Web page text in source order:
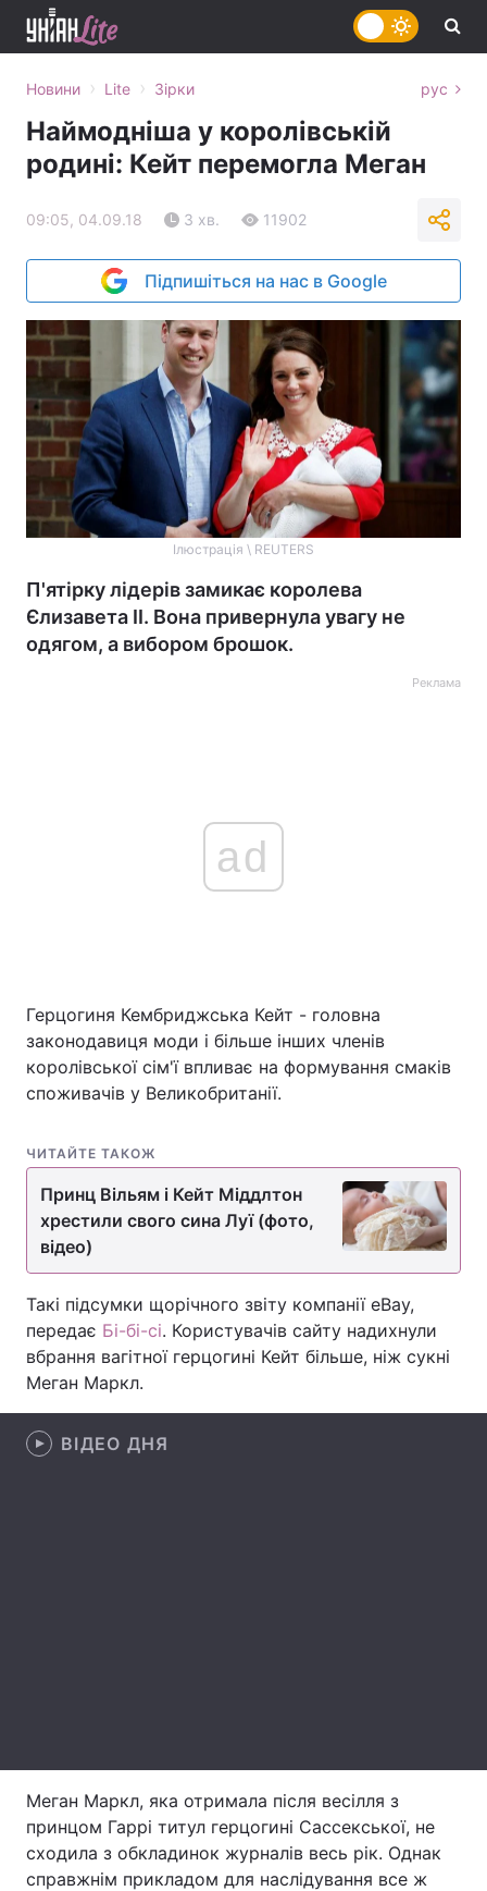
Головна Війна
Економіка Світ
Наука
Техно і зв'язок
Зброя Інциденти
Здоров'я Туризм
Екологія
Новини › Lite › Зірки рус
Наймодніша у королівській
родині: Кейт перемогла Меган
09:05, 04.09.18 3 хв. 11902
Підпишіться на нас в Google
Ілюстрація \ REUTERS
П'ятірку лідерів замикає королева
Єлизавета II. Вона привернула увагу не
одягом, а вибором брошок.
Реклама
ad
Герцогиня Кембриджська Кейт - головна
законодавиця моди і більше інших членів
королівської сім'ї впливає на формування смаків
споживачів у Великобританії.
ЧИТАЙТЕ ТАКОЖ
Принц Вільям і Кейт Міддлтон
хрестили свого сина Луї (фото,
відео)
Такі підсумки щорічного звіту компанії eBay,
передає Бі-бі-сі. Користувачів сайту надихнули
вбрання вагітної герцогині Кейт більше, ніж сукні
Меган Маркл.
ВІДЕО ДНЯ
Меган Маркл, яка отримала після весілля з
принцом Гаррі титул герцогині Сассекської, не
сходила з обкладинок журналів весь рік. Однак
справжнім прикладом для наслідування все ж